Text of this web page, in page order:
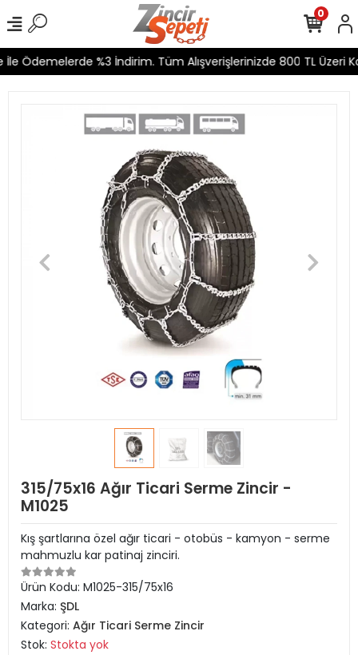
Ödemelerde %3 İndirim. Tüm Alışverişlerinizde 800 TL Üzeri
0
315/75x16 Ağır Ticari Serme Zincir -
M1025
Kış şartlarına özel ağır ticari - otobüs - kamyon - serme
mahmuzlu kar patinaj zinciri.
Ürün Kodu: M1025-315/75x16
Marka: ŞDL
Kategori: Ağır Ticari Serme Zincir
Stok: Stokta yok